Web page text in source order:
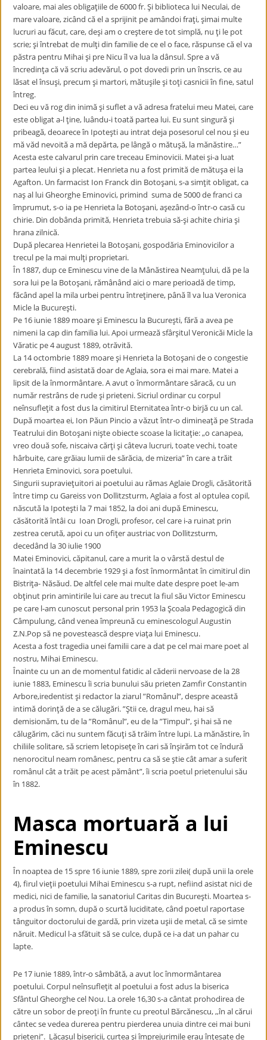
valoare, mai ales obligaţiile de 6000 fr. Şi biblioteca lui Neculai, de
mare valoare, zicând că el a sprijinit pe amândoi fraţi, şimai multe
lucruri au făcut, care, deşi am o creştere de tot simplă, nu ţi le pot
scrie; şi întrebat de mulţi din familie de ce el o face, răspunse că el va
păstra pentru Mihai şi pre Nicu îl va lua la dânsul. Spre a vă
încredinţa că vă scriu adevărul, o pot dovedi prin un înscris, ce au
lăsat el însuşi, precum şi martori, mătuşile şi toţi casnicii în fine, satul
întreg.
Deci eu vă rog din inimă şi suflet a vă adresa fratelui meu Matei, care
este obligat a-l ţine, luându-i toată partea lui. Eu sunt singură şi
pribeagă, deoarece în Ipoteşti au intrat deja posesorul cel nou şi eu
mă văd nevoită a mă depărta, pe lângă o mătuşă, la mănăstire…”
Acesta este calvarul prin care treceau Eminovicii. Matei şi-a luat
partea leului şi a plecat. Henrieta nu a fost primită de mătuşa ei la
Agafton. Un farmacist Ion Franck din Botoşani, s-a simţit obligat, ca
naş al lui Gheorghe Eminovici, primind suma de 5000 de franci ca
împrumut, s-o ia pe Henrieta la Botoşani, aşezând-o într-o casă cu
chirie. Din dobânda primită, Henrieta trebuia să-şi achite chiria şi
hrana zilnică.
După plecarea Henrietei la Botoşani, gospodăria Eminovicilor a
trecul pe la mai mulţi proprietari.
În 1887, dup ce Eminescu vine de la Mânăstirea Neamţului, dă pe la
sora lui pe la Botoşani, rămânând aici o mare perioadă de timp,
făcând apel la mila urbei pentru întreţinere, până îl va lua Veronica
Micle la Bucureşti.
Pe 16 iunie 1889 moare şi Eminescu la Bucureşti, fără a avea pe
nimeni la cap din familia lui. Apoi urmează sfârşitul Veronicăi Micle la
Văratic pe 4 august 1889, otrăvită.
La 14 octombrie 1889 moare şi Henrieta la Botoşani de o congestie
cerebrală, fiind asistată doar de Aglaia, sora ei mai mare. Matei a
lipsit de la înmormântare. A avut o înmormântare săracă, cu un
număr restrâns de rude şi prieteni. Sicriul ordinar cu corpul
neînsufleţit a fost dus la cimitirul Eternitatea într-o birjă cu un cal.
După moartea ei, Ion Păun Pincio a văzut într-o dimineaţă pe Strada
Teatrului din Botoşani nişte obiecte scoase la licitaţie: „o canapea,
vreo două sofe, niscaiva cărţi şi câteva lucruri, toate vechi, toate
hârbuite, care grăiau lumii de sărăcia, de mizeria” în care a trăit
Henrieta Eminovici, sora poetului.
Singurii supravieţuitori ai poetului au rămas Aglaie Drogli, căsătorită
între timp cu Gareiss von Dollitzsturm, Aglaia a fost al optulea copil,
născută la Ipoteşti la 7 mai 1852, la doi ani după Eminescu,
căsătorită întâi cu Ioan Drogli, profesor, cel care i-a ruinat prin
zestrea cerută, apoi cu un ofiţer austriac von Dollitzsturm,
decedând la 30 iulie 1900
Matei Eminovici, căpitanul, care a murit la o vârstă destul de
înaintată la 14 decembrie 1929 şi a fost înmormântat în cimitirul din
Bistriţa- Năsăud. De altfel cele mai multe date despre poet le-am
obţinut prin amintirile lui care au trecut la fiul său Victor Eminescu
pe care l-am cunoscut personal prin 1953 la Şcoala Pedagogică din
Câmpulung, când venea împreună cu eminescologul Augustin
Z.N.Pop să ne povestească despre viaţa lui Eminescu.
Acesta a fost tragedia unei familii care a dat pe cel mai mare poet al
nostru, Mihai Eminescu.
Înainte cu un an de momentul fatidic al căderii nervoase de la 28
iunie 1883, Eminescu îi scria bunului său prieten Zamfir Constantin
Arbore,iredentist şi redactor la ziarul ”Românul”, despre această
intimă dorinţă de a se călugări. ”Ştii ce, dragul meu, hai să
demisionăm, tu de la ”Românul”, eu de la ”Timpul”, şi hai să ne
călugărim, căci nu suntem făcuţi să trăim între lupi. La mănăstire, în
chiliile solitare, să scriem letopiseţe în cari să înşirăm tot ce îndură
nenorocitul neam românesc, pentru ca să se ştie cât amar a suferit
românul cât a trăit pe acest pământ”, îi scria poetul prietenului său
în 1882.
Masca mortuară a lui
Eminescu
În noaptea de 15 spre 16 iunie 1889, spre zorii zilei( după unii la orele
4), firul vieţii poetului Mihai Eminescu s-a rupt, nefiind asistat nici de
medici, nici de familie, la sanatoriul Caritas din Bucureşti. Moartea s-
a produs în somn, după o scurtă luciditate, când poetul raportase
tânguitor doctorului de gardă, prin vizeta uşii de metal, că se simte
năruit. Medicul l-a sfătuit să se culce, după ce i-a dat un pahar cu
lapte.
Pe 17 iunie 1889, într-o sâmbătă, a avut loc înmormântarea
poetului. Corpul neînsufleţit al poetului a fost adus la biserica
Sfântul Gheorghe cel Nou. La orele 16,30 s-a cântat prohodirea de
către un sobor de preoţi în frunte cu preotul Bărcănescu, ,,în al cărui
cântec se vedea durerea pentru pierderea unuia dintre cei mai buni
prieteni”. Lăcaşul bisericii, curtea şi împrejurimile erau înţesate de